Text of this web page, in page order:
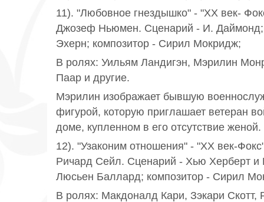
11). "Любовное гнездышко" - "ХХ век-
Джозеф Ньюмен. Сценарий - И. Даймонд;
Эхерн; композитор - Сирил Мокридж;
В ролях: Уильям Ландигэн, Мэрилин
Паар и другие.
Мэрилин изображает бывшую
фигурой, которую приглашает ветеран
доме, купленном в его отсутствие женой.
12). "Узаконим отношения" - "ХХ век-
Ричард Сейл. Сценарий - Хью Херберт и
Люсьен Баллард; композитор - Сирил
В ролях: Макдоналд Кари, Зэкари Скотт,